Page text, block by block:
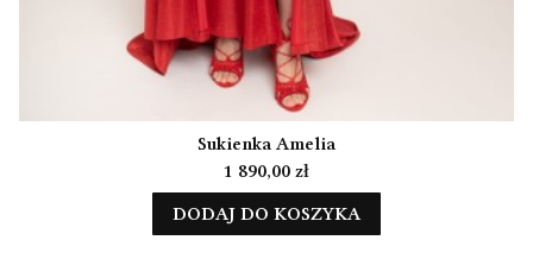
Sukienka Amelia
Cena
1 890,00 zł
DODAJ DO KOSZYKA